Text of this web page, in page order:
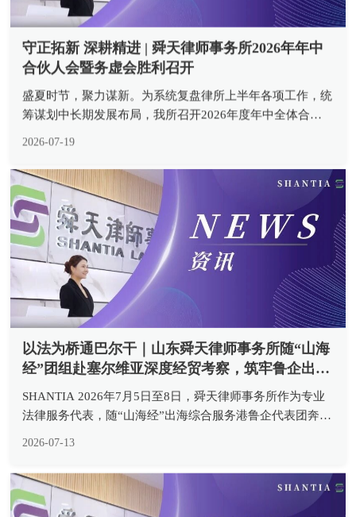
守正拓新 深耕精进 | 舜天律师事务所2026年年中
合伙人会暨务虚会胜利召开
盛夏时节，聚力谋新。为系统复盘律所上半年各项工作，统
筹谋划中长期发展布局，我所召开2026年度年中全体合伙
题研讨凝聚发展共识，全方位...
2026-07-19
以法为桥通巴尔干｜山东舜天律师事务所随“山海
经”团组赴塞尔维亚深度经贸考察，筑牢鲁企出海
SHANTIA 2026年7月5日至8日，舜天律师事务所作为专业
法律服务代表，随“山海经”出海综合服务港鲁企代表团奔赴
调研在建项目6个，完成政企高端对话、中外法律专业交
2026-07-13